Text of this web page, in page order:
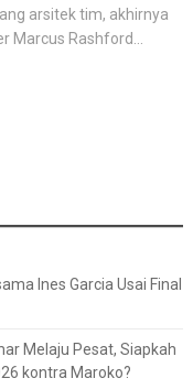
arsitek tim, akhirnya
Marcus Rashford...
Ines Garcia Usai Final
Melaju Pesat, Siapkah
kontra Maroko?